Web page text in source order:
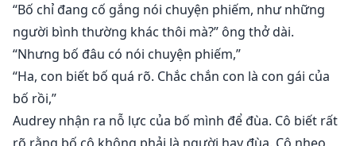
“Bố chỉ đang cố gắng nói chuyện phiếm, như những
người bình thường khác thôi mà?” ông thở dài.
“Nhưng bố đâu có nói chuyện phiếm,”
“Ha, con biết bố quá rõ. Chắc chắn con là con gái của
bố rồi,”
Audrey nhận ra nỗ lực của bố mình để đùa. Cô biết rất